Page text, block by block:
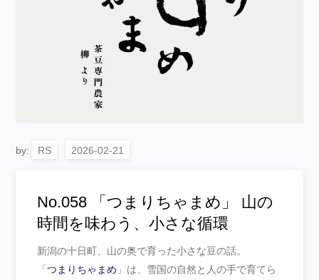
by: RS
No.058 「つまりちゃまめ」 山の
時間を味わう、小さな循環
新潟の十日町、山の奥で育った小さな豆の話。
「つまりちゃまめ 」は、雪国の自然と人の手で育てら